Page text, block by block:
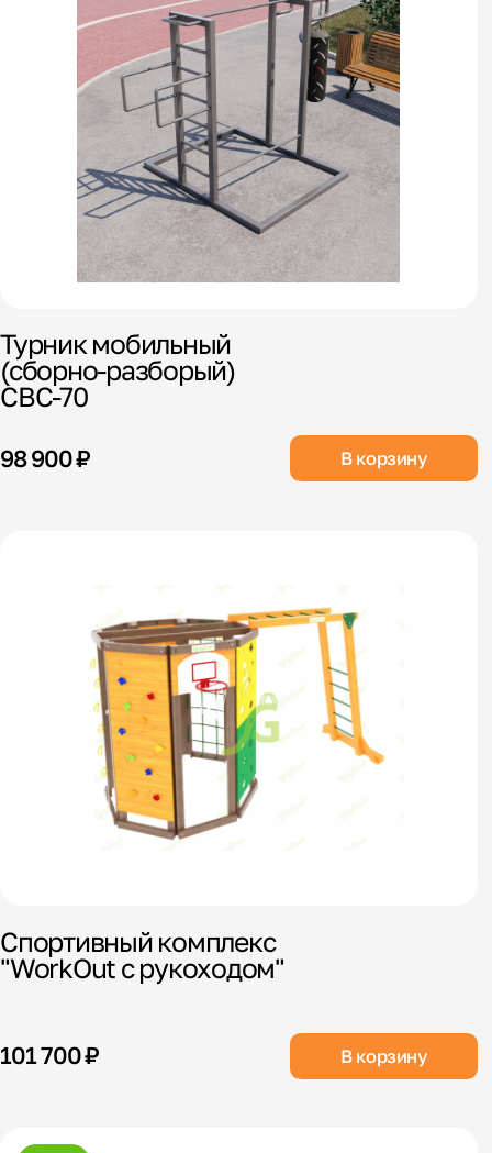
Турник мобильный
(сборно-разборый)
СВС-70
98 900 ₽ В корзину
Спортивный комплекс
"WorkOut с рукоходом"
101 700 ₽ В корзину